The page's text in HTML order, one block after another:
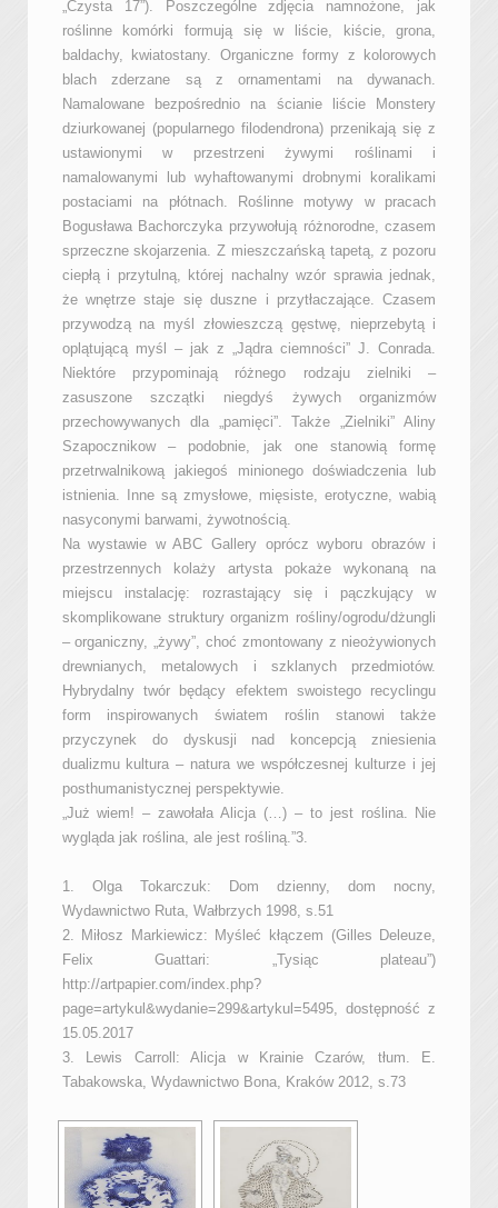
„Czysta 17”). Poszczególne zdjęcia namnożone, jak
roślinne komórki formują się w liście, kiście, grona,
baldachy, kwiatostany. Organiczne formy z kolorowych
blach zderzane są z ornamentami na dywanach.
Namalowane bezpośrednio na ścianie liście Monstery
dziurkowanej (popularnego filodendrona) przenikają się z
ustawionymi w przestrzeni żywymi roślinami i
namalowanymi lub wyhaftowanymi drobnymi koralikami
postaciami na płótnach. Roślinne motywy w pracach
Bogusława Bachorczyka przywołują różnorodne, czasem
sprzeczne skojarzenia. Z mieszczańską tapetą, z pozoru
ciepłą i przytulną, której nachalny wzór sprawia jednak,
że wnętrze staje się duszne i przytłaczające. Czasem
przywodzą na myśl złowieszczą gęstwę, nieprzebytą i
oplątującą myśl – jak z „Jądra ciemności” J. Conrada.
Niektóre przypominają różnego rodzaju zielniki –
zasuszone szczątki niegdyś żywych organizmów
przechowywanych dla „pamięci”. Także „Zielniki” Aliny
Szapocznikow – podobnie, jak one stanowią formę
przetrwalnikową jakiegoś minionego doświadczenia lub
istnienia. Inne są zmysłowe, mięsiste, erotyczne, wabią
nasyconymi barwami, żywotnością.
Na wystawie w ABC Gallery oprócz wyboru obrazów i
przestrzennych kolaży artysta pokaże wykonaną na
miejscu instalację: rozrastający się i pączkujący w
skomplikowane struktury organizm rośliny/ogrodu/dżungli
– organiczny, „żywy”, choć zmontowany z nieożywionych
drewnianych, metalowych i szklanych przedmiotów.
Hybrydalny twór będący efektem swoistego recyclingu
form inspirowanych światem roślin stanowi także
przyczynek do dyskusji nad koncepcją zniesienia
dualizmu kultura – natura we współczesnej kulturze i jej
posthumanistycznej perspektywie.
„Już wiem! – zawołała Alicja (…) – to jest roślina. Nie
wygląda jak roślina, ale jest rośliną.”3.
1. Olga Tokarczuk: Dom dzienny, dom nocny,
Wydawnictwo Ruta, Wałbrzych 1998, s.51
2. Miłosz Markiewicz: Myśleć kłączem (Gilles Deleuze,
Felix Guattari: „Tysiąc plateau”)
http://artpapier.com/index.php?
page=artykul&wydanie=299&artykul=5495, dostępność z
15.05.2017
3. Lewis Carroll: Alicja w Krainie Czarów, tłum. E.
Tabakowska, Wydawnictwo Bona, Kraków 2012, s.73